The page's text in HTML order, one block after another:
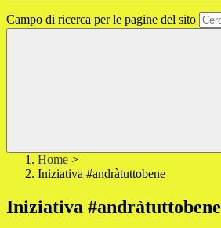
Campo di ricerca per le pagine del sito
Home >
Iniziativa #andràtuttobene
Iniziativa #andràtuttobene